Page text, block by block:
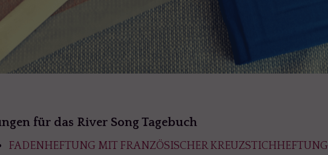
für das River Song Tagebuch
FADENHEFTUNG MIT FRANZÖSISCHER KREUZSTICHHEFTUNG